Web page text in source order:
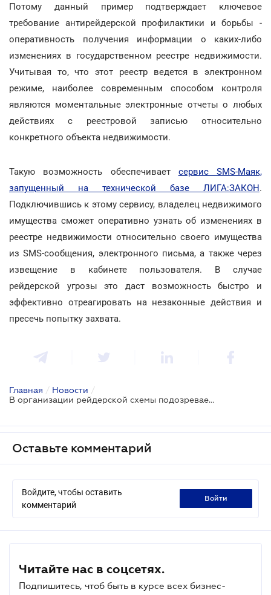
Потому данный пример подтверждает ключевое
требование антирейдерской профилактики и борьбы -
оперативность получения информации о каких-либо
изменениях в государственном реестре недвижимости.
Учитывая то, что этот реестр ведется в электронном
режиме, наиболее современным способом контроля
являются моментальные электронные отчеты о любых
действиях с реестровой записью относительно
конкретного объекта недвижимости.
Такую возможность обеспечивает сервис SMS-Маяк,
запущенный на технической базе ЛИГА:ЗАКОН.
Подключившись к этому сервису, владелец недвижимого
имущества сможет оперативно узнать об изменениях в
реестре недвижимости относительно своего имущества
из SMS-сообщения, электронного письма, а также через
извещение в кабинете пользователя. В случае
рейдерской угрозы это даст возможность быстро и
эффективно отреагировать на незаконные действия и
пресечь попытку захвата.
Главная / Новости /
В организации рейдерской схемы подозревается столичный чиновник
Оставьте комментарий
Войдите, чтобы оставить
комментарий
войти
Читайте нас в соцсетях.
Подпишитесь, чтоб быть в курсе всех бизнес-